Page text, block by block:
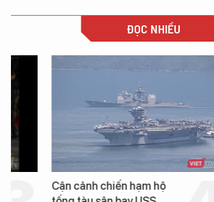
ĐỌC NHIỀU
Cận cảnh chiến hạm hộ